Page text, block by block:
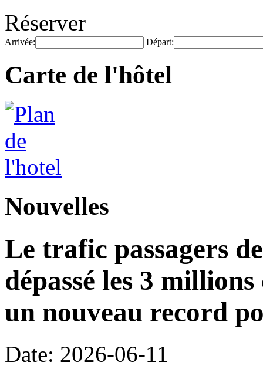
Réserver
Arrivée: Départ:
Carte de l'hôtel
Nouvelles
Le trafic passagers
dépassé les 3
un nouveau record
Date: 2026-06-11